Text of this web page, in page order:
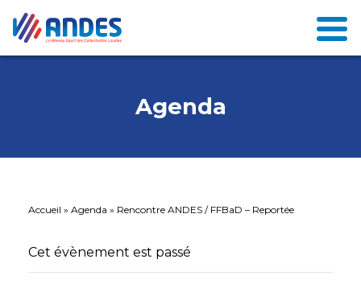
Agenda
Accueil » Agenda » Rencontre ANDES / FFBaD – Reportée
Cet évènement est passé